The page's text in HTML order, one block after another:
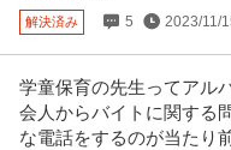
解決済み 5 2023/11/
学童保育の先生ってアル
会人からバイトに関する
な電話をするのが当たり